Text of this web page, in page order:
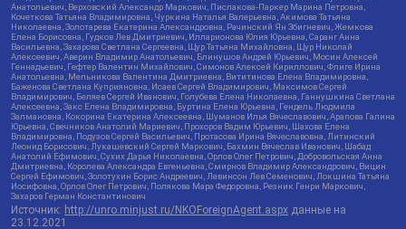
Анатольевич, Верховский Александр Маркович, Пислакова-Паркер Марина Петровна,
Кочеткова Татьяна Владимировна, Чуркина Наталья Валерьевна, Акимова Татьяна
Николаевна, Золотарева Екатерина Александровна, Рачинский Ян Збигневич, Жемкова
Елена Борисовна, Гудков Лев Дмитриевич, Илларионова Юлия Юрьевна, Саранг Анна
Васильевна, Захарова Светлана Сергеевна, Щур Татьяна Михайловна, Щур Николай
Алексеевич, Аверин Владимир Анатольевич, Блинушов Андрей Юрьевич, Мосин Алексей
Геннадьевич, Гефтер Валентин Михайлович, Симонов Алексей Кириллович, Флиге Ирина
Анатольевна, Мельникова Валентина Дмитриевна, Вититинова Елена Владимировна,
Баженова Светлана Куприяновна, Исаев Сергей Владимирович, Максимов Сергей
Владимирович, Беляев Сергей Иванович, Голубева Елена Николаевна, Ганнушкина Светлана
Алексеевна, Закс Елена Владимировна, Буртина Елена Юрьевна, Гендель Людмила
Залмановна, Кокорина Екатерина Алексеевна, Шуманов Илья Вячеславович, Арапова Галина
Юрьевна, Свечников Анатолий Мариевич, Прохоров Вадим Юрьевич, Шахова Елена
Владимировна, Подузов Сергей Васильевич, Протасова Ирина Вячеславовна, Литинский
Леонид Борисович, Лукашевский Сергей Маркович, Бахмин Вячеслав Иванович, Шабад
Анатолий Ефимович, Сухих Дарья Николаевна, Орлов Олег Петрович, Добровольская Анна
Дмитриевна, Королева Александра Евгеньевна, Смирнов Владимир Александрович, Вицин
Сергей Ефимович, Золотухин Борис Андреевич, Левинсон Лев Семенович, Локшина Татьяна
Иосифовна, Орлов Олег Петрович, Полякова Мара Федоровна, Резник Генри Маркович,
Захаров Герман Константинович
Источник: http://unro.minjust.ru/NKOForeignAgent.aspx данные на
23.12.2021